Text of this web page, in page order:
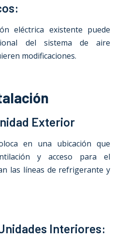
eléctrica existente puede
del sistema de aire
modificaciones.
Exterior
en una ubicación que
y acceso para el
las líneas de refrigerante y
Interiores: